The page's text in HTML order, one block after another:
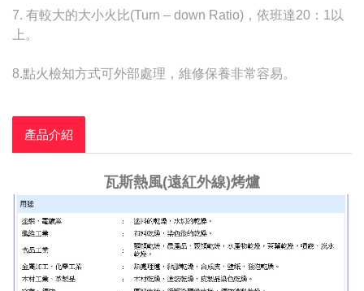
7. 有較大的大小火比(Turn – down Ratio)，依班達20：1以
上。
8.點火檢知方式可外部處理，維修保養非常容易。
產品介紹
瓦斯熱風(遠紅外線)烤爐